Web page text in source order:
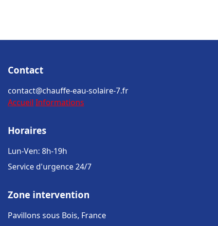
Contact
contact@chauffe-eau-solaire-7.fr
Accueil Informations
Horaires
Lun-Ven: 8h-19h
Service d'urgence 24/7
Zone intervention
Pavillons sous Bois, France